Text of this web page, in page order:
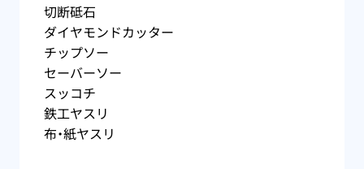
切断砥石
ダイヤモンドカッター
チップソー
セーバーソー
スッコチ
鉄工ヤスリ
布・紙ヤスリ